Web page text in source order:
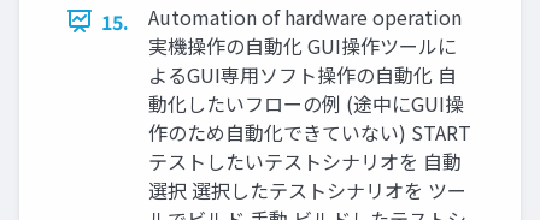
15.
Automation of hardware operation
実機操作の自動化 GUI操作ツールに
よるGUI専用ソフト操作の自動化 自
動化したいフローの例 (途中にGUI操
作のため自動化できていない) START
テストしたいテストシナリオを 自動
選択 選択したテストシナリオを ツー